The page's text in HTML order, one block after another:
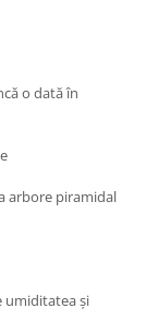
o dată în
arbore piramidal
umiditatea și